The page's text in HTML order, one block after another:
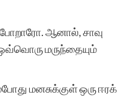
ஆனால், சாவு
மருந்தையும்
மனசுக்குள் ஒரு ஈரக்